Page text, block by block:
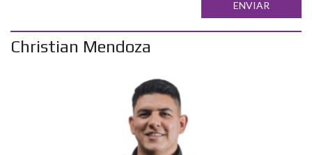
ENVIAR
Christian Mendoza